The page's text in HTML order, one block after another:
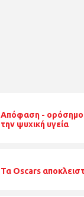
Απόφαση - ορόσημο:
την ψυχική υγεία
Τα Oscars